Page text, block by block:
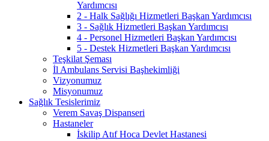
Yardımcısı
2 - Halk Sağlığı Hizmetleri Başkan Yardımcısı
3 - Sağlık Hizmetleri Başkan Yardımcısı
4 - Personel Hizmetleri Başkan Yardımcısı
5 - Destek Hizmetleri Başkan Yardımcısı
Teşkilat Şeması
İl Ambulans Servisi Başhekimliği
Vizyonumuz
Misyonumuz
Sağlık Tesislerimiz
Verem Savaş Dispanseri
Hastaneler
İskilip Atıf Hoca Devlet Hastanesi